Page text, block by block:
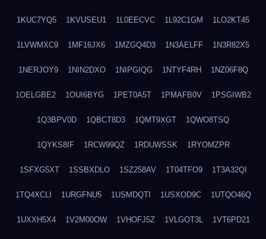
1KUC7YQ5 1KVUSEU1 1L0EECVC 1L92C1GM 1LO2KT45
1LVWMXC9 1MF16JX6 1MZGQ4D3 1N3AELFF 1N3R82X5
1NERJOY9 1NIN2DXO 1NIPGIQG 1NTYF4RH 1NZ06F8Q
1OELGBE2 1OUI6BYG 1PET0A5T 1PMAFB0V 1PSGIWB2
1Q3BPV0D 1QBCT8D3 1QMT9XGT 1QWO8TSQ
1QYKS8IF 1RCW99QZ 1RDUWSSK 1RYOMZPR
1SFXG5XT 1SSBXDLO 1SZ258AV 1T04TFO9 1T3A32QI
1TQ4XCLI 1URGFNU5 1USMDQTI 1USXOD9C 1UTQO46Q
1UXXH5X4 1V2M00OW 1VHOFJ5Z 1VLGOT3L 1VT6PD21